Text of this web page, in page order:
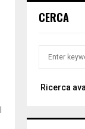
CERCA
rRicerca